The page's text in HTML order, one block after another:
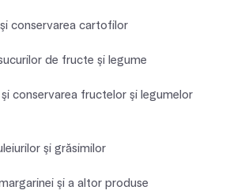
conservarea cartofilor
de fructe şi legume
conservarea fructelor şi legumelor
şi grăsimilor
şi a altor produse